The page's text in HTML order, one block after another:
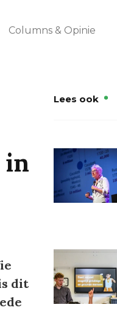
Columns & Opinie
in
dit
Lees ook